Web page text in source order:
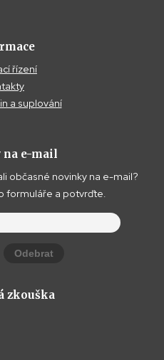
řízení
a suplování
e-mail
občasné novinky na e-mail?
formuláře a potvrďte.
Odebrat
zkouška